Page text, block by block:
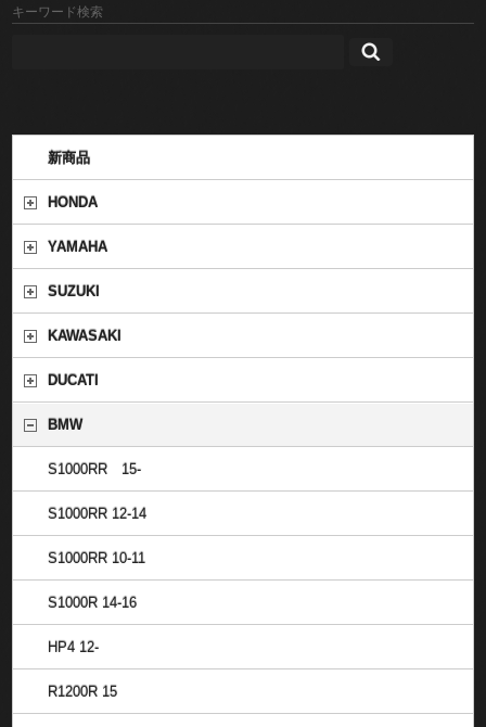
キーワード検索
新商品
HONDA
YAMAHA
SUZUKI
KAWASAKI
DUCATI
BMW
S1000RR 15-
S1000RR 12-14
S1000RR 10-11
S1000R 14-16
HP4 12-
R1200R 15